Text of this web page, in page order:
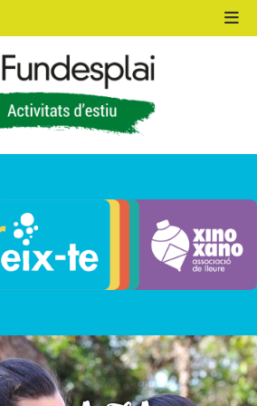
D'ESTIU
CENTRE ESPLAI